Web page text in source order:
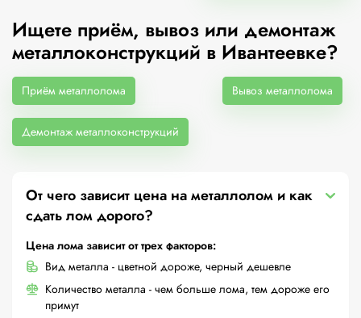
Ищете приём, вывоз или демонтаж
металлоконструкций в Ивантеевке?
Приём металлолома Вывоз металлолома
Демонтаж металлоконструкций
От чего зависит цена на металлолом и как
сдать лом дорого?
Цена лома зависит от трех факторов:
Вид металла - цветной дороже, черный дешевле
Количество металла - чем больше лома, тем дороже его
примут